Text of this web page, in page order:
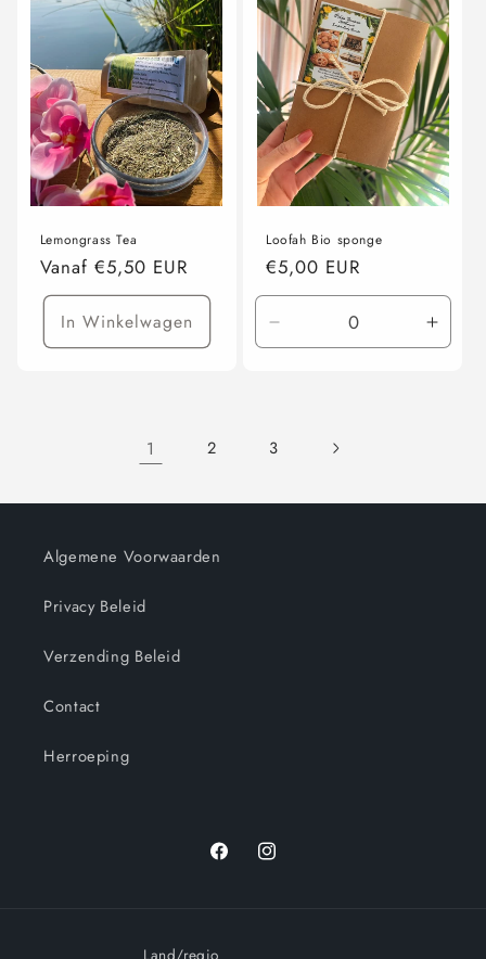
Lemongrass Tea
Normale
prijs
Vanaf €5,50 EUR
In Winkelwagen
Loofah Bio sponge
Normale
prijs
€5,00 EUR
verlagen
1 2 3
Algemene Voorwaarden
Privacy Beleid
Verzending Beleid
Contact
Herroeping
FacebookInstagram
Land/regio